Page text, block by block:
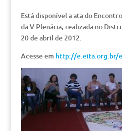
Está disponível a ata do
da V Plenária, realizada no
20 de abril de 2012.
Acesse em http://e.eita.org.br/e